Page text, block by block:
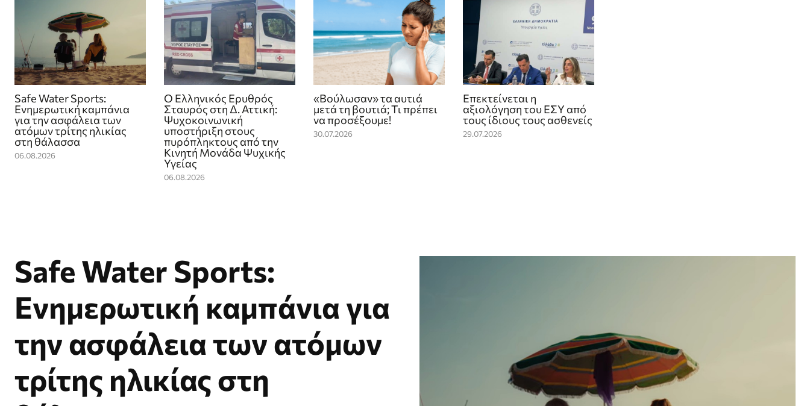
Safe Water Sports:
Eνημερωτική καμπάνια
για την ασφάλεια των
ατόμων τρίτης ηλικίας
στη θάλασσα
06.08.2026
Ο Ελληνικός Ερυθρός
Σταυρός στη Δ. Αττική:
Ψυχοκοινωνική
υποστήριξη στους
πυρόπληκτους από την
Κινητή Μονάδα Ψυχικής
Υγείας
06.08.2026
«Βούλωσαν» τα αυτιά
μετά τη βουτιά; Τι πρέπει
να προσέξουμε!
30.07.2026
Επεκτείνεται η
αξιολόγηση του ΕΣΥ από
τους ίδιους τους ασθενείς
29.07.2026